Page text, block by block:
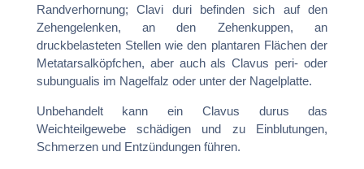
Randverhornung; Clavi duri befinden sich auf den
Zehengelenken, an den Zehenkuppen, an
druckbelasteten Stellen wie den plantaren Flächen der
Metatarsalköpfchen, aber auch als Clavus peri- oder
subungualis im Nagelfalz oder unter der Nagelplatte.
Unbehandelt kann ein Clavus durus das
Weichteilgewebe schädigen und zu Einblutungen,
Schmerzen und Entzündungen führen.